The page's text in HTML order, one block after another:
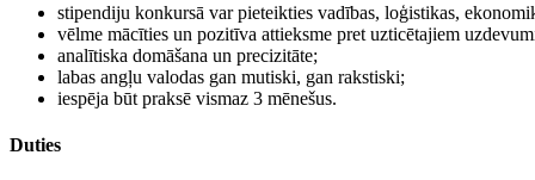
stipendiju konkursā var pieteikties vadības, loģistikas,
vēlme mācīties un pozitīva attieksme pret uzticētajiem
analītiska domāšana un precizitāte;
labas angļu valodas gan mutiski, gan rakstiski;
iespēja būt praksē vismaz 3 mēnešus.
Duties